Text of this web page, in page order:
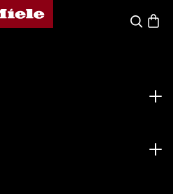
σελίδα της Miele